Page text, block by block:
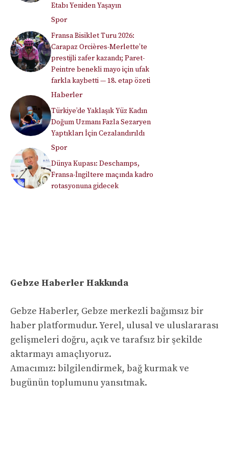
Etabı Yeniden Yaşayın
Spor
Fransa Bisiklet Turu 2026:
Carapaz Orcières-Merlette’te
prestijli zafer kazandı; Paret-
Peintre benekli mayo için ufak
farkla kaybetti — 18. etap özeti
Haberler
Türkiye’de Yaklaşık Yüz Kadın
Doğum Uzmanı Fazla Sezaryen
Yaptıkları İçin Cezalandırıldı
Spor
Dünya Kupası: Deschamps,
Fransa-İngiltere maçında kadro
rotasyonuna gidecek
Gebze Haberler Hakkında
Gebze Haberler, Gebze merkezli bağımsız bir
haber platformudur. Yerel, ulusal ve uluslararası
gelişmeleri doğru, açık ve tarafsız bir şekilde
aktarmayı amaçlıyoruz.
Amacımız: bilgilendirmek, bağ kurmak ve
bugünün toplumunu yansıtmak.